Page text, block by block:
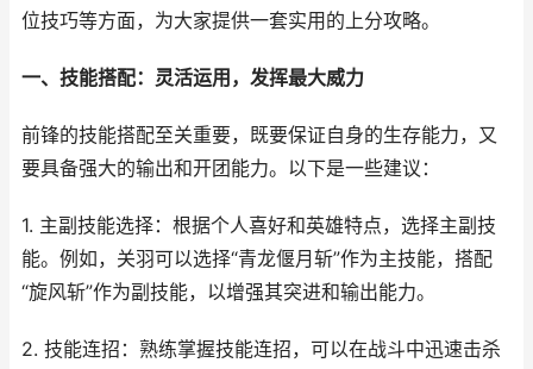
位技巧等方面，为大家提供一套实用的上分攻略。
一、技能搭配：灵活运用，发挥最大威力
前锋的技能搭配至关重要，既要保证自身的生存能力，又
要具备强大的输出和开团能力。以下是一些建议：
1. 主副技能选择：根据个人喜好和英雄特点，选择主副技
能。例如，关羽可以选择“青龙偃月斩”作为主技能，搭配
“旋风斩”作为副技能，以增强其突进和输出能力。
2. 技能连招：熟练掌握技能连招，可以在战斗中迅速击杀